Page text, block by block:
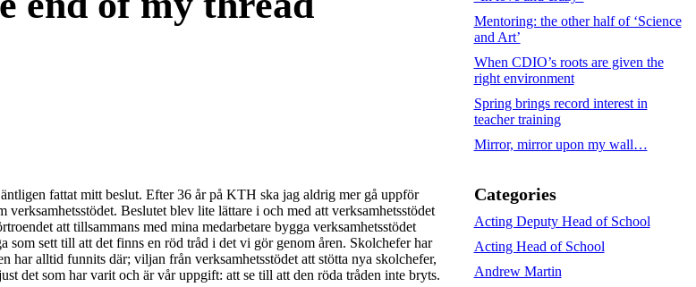
fattat mitt beslut. Efter 36 år på KTH ska jag aldrig mer gå uppför
verksamhetsstödet. Beslutet blev lite lättare i och med att verksamhetsstödet
att tillsammans med mina medarbetare bygga verksamhetsstödet
sett till att det finns en röd tråd i det vi gör genom åren. Skolchefer har
har alltid funnits där; viljan från verksamhetsstödet att stötta nya skolchefer,
det som har varit och är vår uppgift: att se till att den röda tråden inte bryts.
Mentoring: the other half of ‘Science
and Art’
When CDIO’s roots are given the
right environment
Spring brings record interest in
teacher training
Mirror, mirror upon my wall…
Categories
Acting Deputy Head of School
Acting Head of School
Andrew Martin